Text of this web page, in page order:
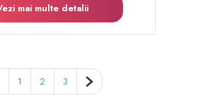
mai multe detalii
anterioară
1 2 3 Pagina următoare